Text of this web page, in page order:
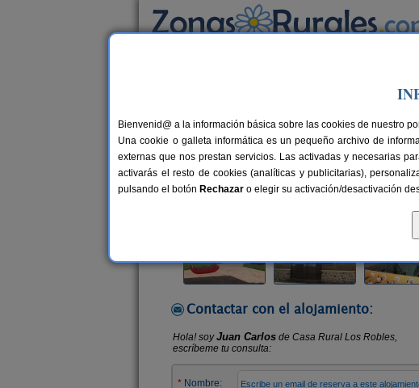
Sotillo del Rincón
Casa Rural Los Robles
Casa Rural en Sotillo del Rincón (Soria)
Alquiler completo 12-14+2 plazas 32 km
Contactar con el alojamiento:
Bienvenid@ a la información básica sobre las cookies de nuestro
Una cookie o galleta informática es un pequeño archivo de
externas que nos prestan servicios. Las activadas y necesarias
activarás el resto de cookies (analíticas y publicitarias),
pulsando el botón Rechazar o elegir su activación/desactivación